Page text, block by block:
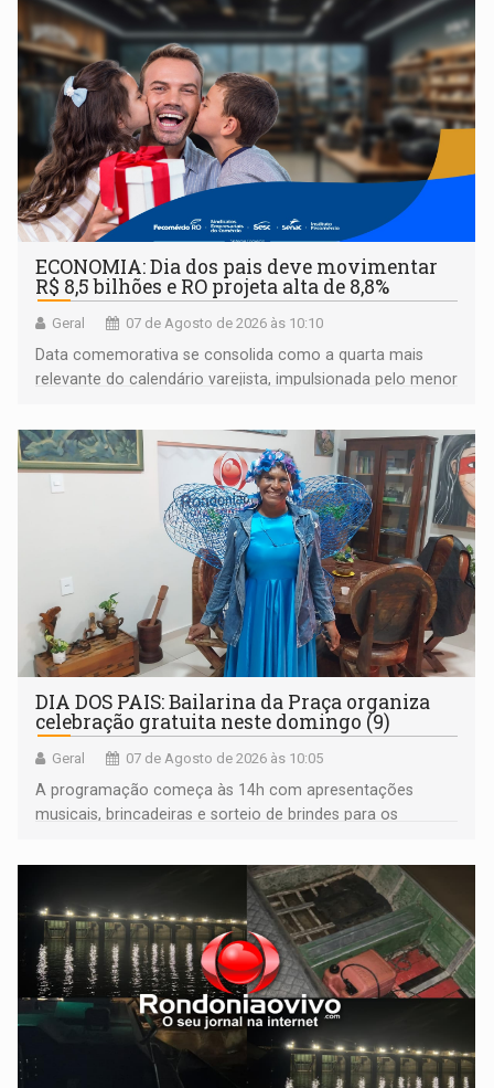
ECONOMIA: Dia dos pais deve movimentar
R$ 8,5 bilhões e RO projeta alta de 8,8%
Geral 07 de Agosto de 2026 às 10:10
Data comemorativa se consolida como a quarta mais
relevante do calendário varejista, impulsionada pelo menor
média do trabalhador
DIA DOS PAIS: Bailarina da Praça organiza
celebração gratuita neste domingo (9)
Geral 07 de Agosto de 2026 às 10:05
A programação começa às 14h com apresentações
musicais, brincadeiras e sorteio de brindes para os
bolo e canto de parabéns dedicado aos pais